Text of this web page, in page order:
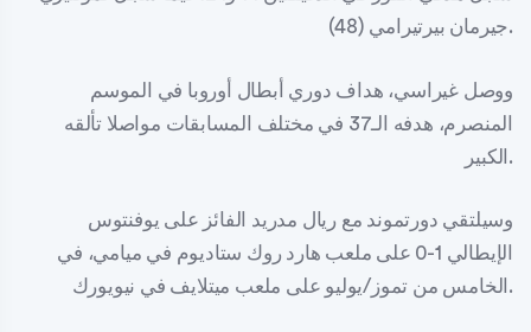
جيرمان بيرتيرامي (48).
ووصل غيراسي، هداف دوري أبطال أوروبا في الموسم
المنصرم، هدفه الـ37 في مختلف المسابقات مواصلا تألقه
الكبير.
وسيلتقي دورتموند مع ريال مدريد الفائز على يوفنتوس
الإيطالي 1-0 على ملعب هارد روك ستاديوم في ميامي، في
الخامس من تموز/يوليو على ملعب ميتلايف في نيويورك.